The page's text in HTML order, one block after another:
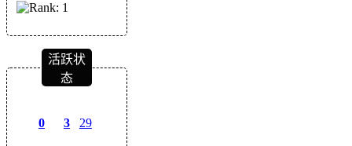
活跃状
态
0 3 29